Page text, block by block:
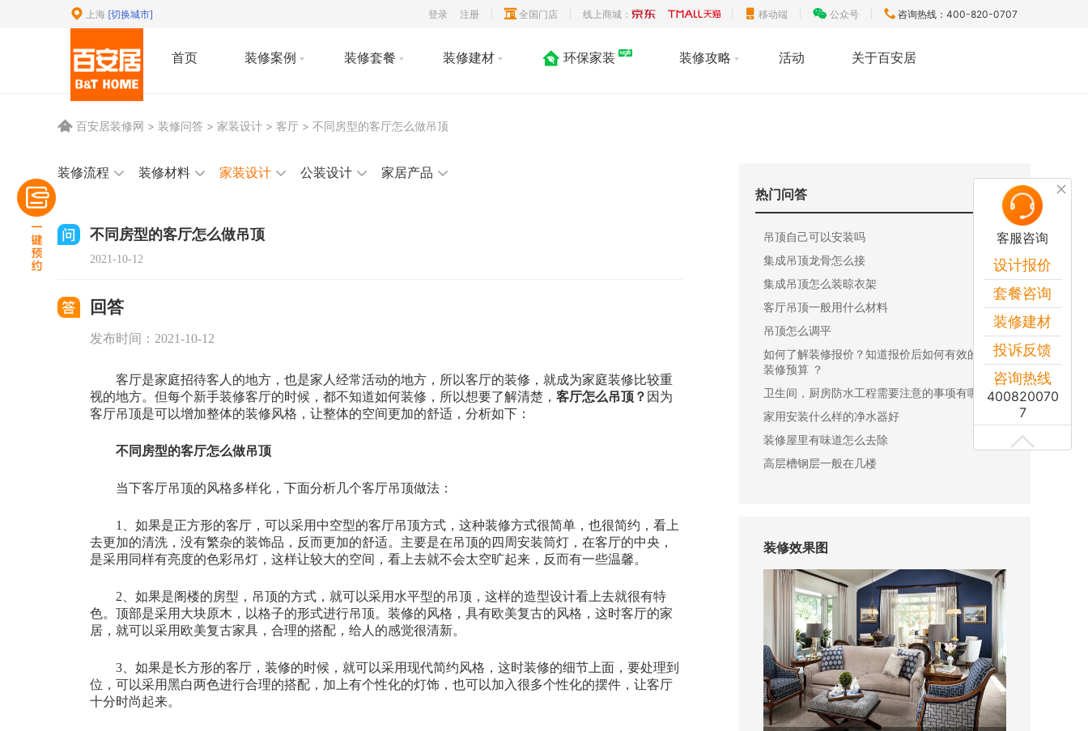
上海 [切换城市] 登录 注册 全国门店 线上商城： 移动端 公众号 咨询热线：400-820-0707
首页 装修案例 装修套餐 装修建材 环保家装 装修攻略 活动 关于百安居
客服咨询
设计报价
套餐咨询
装修建材
投诉反馈
咨询热线
400820070
7
百安居装修网 > 装修问答 > 家装设计 > 客厅 > 不同房型的客厅怎么做吊顶
装修流程 装修材料 家装设计 公装设计 家居产品
不同房型的客厅怎么做吊顶
2021-10-12
回答
发布时间：2021-10-12
客厅是家庭招待客人的地方，也是家人经常活动的地方，所以客厅的装修，就成为家庭装修比较重
视的地方。但每个新手装修客厅的时候，都不知道如何装修，所以想要了解清楚， 客厅怎么吊顶？ 因为
客厅吊顶是可以增加整体的装修风格，让整体的空间更加的舒适，分析如下：
不同房型的客厅怎么做吊顶
当下客厅吊顶的风格多样化，下面分析几个客厅吊顶做法：
1、如果是正方形的客厅，可以采用中空型的客厅吊顶方式，这种装修方式很简单，也很简约，看上
去更加的清洗，没有繁杂的装饰品，反而更加的舒适。主要是在吊顶的四周安装筒灯，在客厅的中央，
是采用同样有亮度的色彩吊灯，这样让较大的空间，看上去就不会太空旷起来，反而有一些温馨。
2、如果是阁楼的房型，吊顶的方式，就可以采用水平型的吊顶，这样的造型设计看上去就很有特
色。顶部是采用大块原木，以格子的形式进行吊顶。装修的风格，具有欧美复古的风格，这时客厅的家
居，就可以采用欧美复古家具，合理的搭配，给人的感觉很清新。
3、如果是长方形的客厅，装修的时候，就可以采用现代简约风格，这时装修的细节上面，要处理到
位，可以采用黑白两色进行合理的搭配，加上有个性化的灯饰，也可以加入很多个性化的摆件，让客厅
十分时尚起来。
热门问答
吊顶自己可以安装吗
集成吊顶龙骨怎么接
集成吊顶怎么装晾衣架
客厅吊顶一般用什么材料
吊顶怎么调平
如何了解装修报价？知道报价后如何有效的控制
装修预算 ？
卫生间，厨房防水工程需要注意的事项有哪些？
家用安装什么样的净水器好
装修屋里有味道怎么去除
高层槽钢层一般在几楼
装修效果图